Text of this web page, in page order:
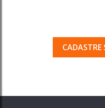
CADASTRE